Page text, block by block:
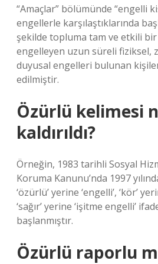
“Amaçlar” bölümünde “engelli
engellerle karşılaştıklarında
şekilde topluma tam ve etkili bir
engelleyen uzun süreli fiziksel,
duyusal engelleri bulunan
edilmiştir.
Özürlü kelimesi
kaldırıldı?
Örneğin, 1983 tarihli Sosyal
Koruma Kanunu’nda 1997
‘özürlü’ yerine ‘engelli’, ‘kör’
‘sağır’ yerine ‘işitme engelli’
başlanmıştır.
Özürlü raporlu